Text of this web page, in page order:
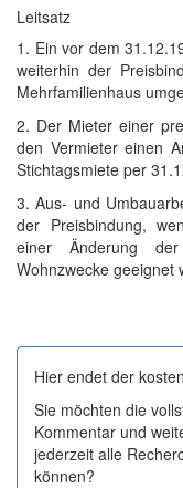
Leitsatz
1. Ein vor dem
weiterhin der
Mehrfamilienhaus
2. Der Mieter einer
den Vermieter einen
Stichtagsmiete per
3. Aus- und
der Preisbindung,
einer Änderung
Wohnzwecke geeignet
Hier endet der
Sie möchten die
Kommentar und
jederzeit alle
können?